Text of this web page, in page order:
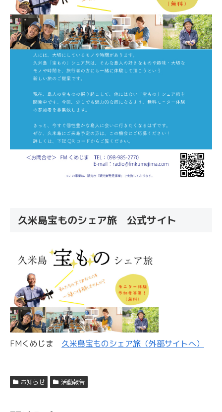
久米島宝ものシェア旅 公式サイト
FMくめじま 久米島宝ものシェア旅（外部サイトへ）
お知らせ 活動報告